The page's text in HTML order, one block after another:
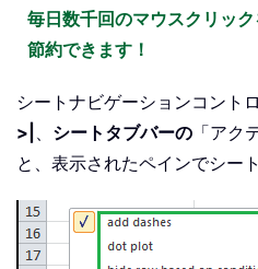
毎日数千回のマウスクリッ
節約できます！
シートナビゲーションコント
>|
シートタブバーの 「アク
と、表示されたペインでシー